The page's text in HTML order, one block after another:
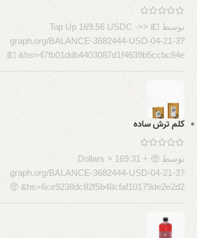
توسط 💵 Top Up 169.56 USDC ->>
graph.org/BALANCE-3682444-USD-04-21-3?
hs=47fb01ddb4403087d1f4639b5ccbc84e& 💵
کلم ترش ساده
توسط 🤑 + 169.31 Dollars >
graph.org/BALANCE-3682444-USD-04-21-3?
hs=6ce9238dc82f5b48cfaf10179de2e2d2& 🤑